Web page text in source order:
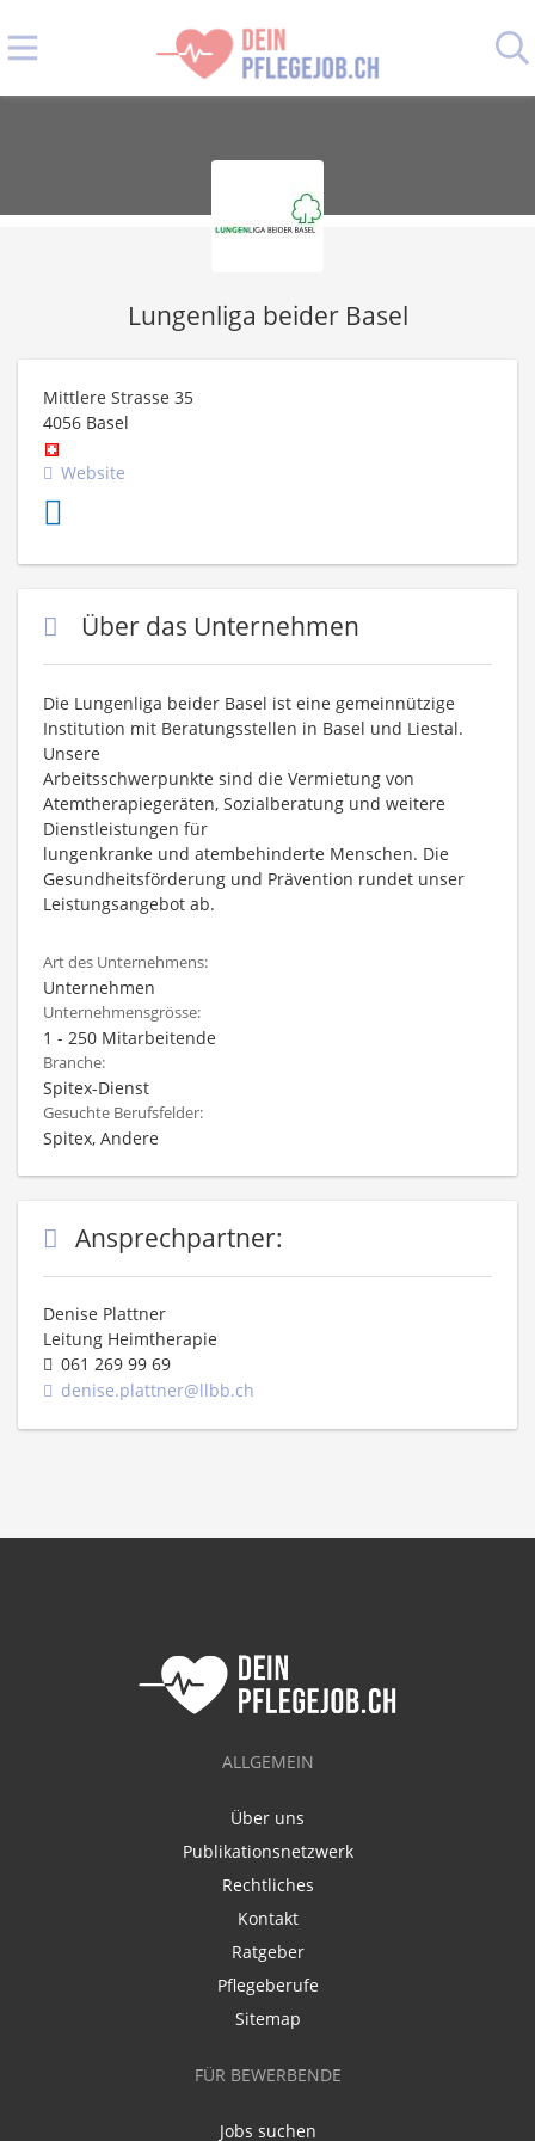
Lungenliga beider Basel
Mittlere Strasse 35
4056 Basel
Website
Über das Unternehmen
Die Lungenliga beider Basel ist eine gemeinnützige
Institution mit Beratungsstellen in Basel und Liestal.
Unsere
Arbeitsschwerpunkte sind die Vermietung von
Atemtherapiegeräten, Sozialberatung und weitere
Dienstleistungen für
lungenkranke und atembehinderte Menschen. Die
Gesundheitsförderung und Prävention rundet unser
Leistungsangebot ab.
Art des Unternehmens:
Unternehmen
Unternehmensgrösse:
1 - 250 Mitarbeitende
Branche:
Spitex-Dienst
Gesuchte Berufsfelder:
Spitex, Andere
Ansprechpartner:
Denise Plattner
Leitung Heimtherapie
061 269 99 69
denise.plattner@llbb.ch
ALLGEMEIN
Über uns
Publikationsnetzwerk
Rechtliches
Kontakt
Ratgeber
Pflegeberufe
Sitemap
FÜR BEWERBENDE
Jobs suchen